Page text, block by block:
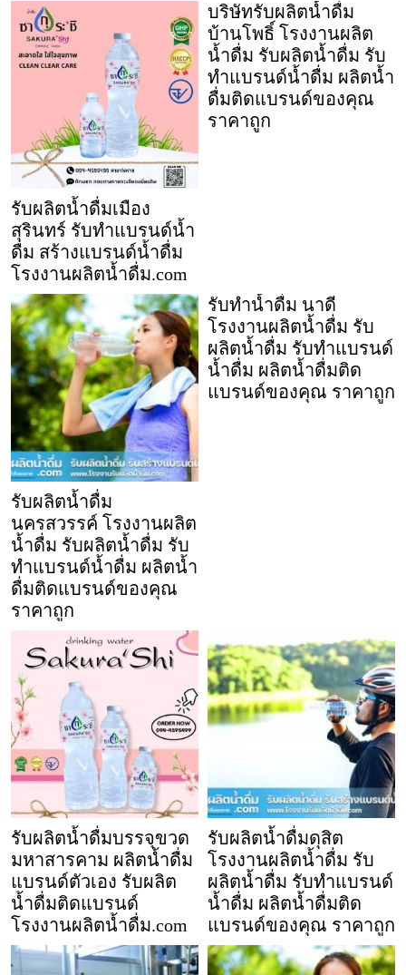
รับผลิตน้ำดื่มเมือง
สุรินทร์ รับทำแบรนด์น้ำ
ดื่ม สร้างแบรนด์น้ำดื่ม
โรงงานผลิตน้ำดื่ม.com
บริษัทรับผลิตน้ำดื่ม
บ้านโพธิ์ โรงงานผลิต
น้ำดื่ม รับผลิตน้ำดื่ม รับ
ทำแบรนด์น้ำดื่ม ผลิตน้ำ
ดื่มติดแบรนด์ของคุณ
ราคาถูก
รับผลิตน้ำดื่ม
นครสวรรค์ โรงงานผลิต
น้ำดื่ม รับผลิตน้ำดื่ม รับ
ทำแบรนด์น้ำดื่ม ผลิตน้ำ
ดื่มติดแบรนด์ของคุณ
ราคาถูก
รับทำน้ำดื่ม นาดี
โรงงานผลิตน้ำดื่ม รับ
ผลิตน้ำดื่ม รับทำแบรนด์
น้ำดื่ม ผลิตน้ำดื่มติด
แบรนด์ของคุณ ราคาถูก
รับผลิตน้ำดื่มบรรจุขวด
มหาสารคาม ผลิตน้ำดื่ม
แบรนด์ตัวเอง รับผลิต
น้ำดื่มติดแบรนด์
โรงงานผลิตน้ำดื่ม.com
รับผลิตน้ำดื่มดุสิต
โรงงานผลิตน้ำดื่ม รับ
ผลิตน้ำดื่ม รับทำแบรนด์
น้ำดื่ม ผลิตน้ำดื่มติด
แบรนด์ของคุณ ราคาถูก